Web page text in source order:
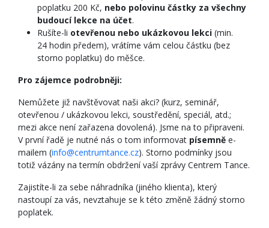
poplatku 200 Kč, nebo polovinu částky za všechny
budoucí lekce na účet.
Rušíte-li otevřenou nebo ukázkovou lekci (min.
24 hodin předem), vrátíme vám celou částku (bez
storno poplatku) do měšce.
Pro zájemce podrobněji:
Nemůžete již navštěvovat naši akci? (kurz, seminář,
otevřenou / ukázkovou lekci, soustředění, speciál, atd.;
mezi akce není zařazena dovolená). Jsme na to připraveni.
V první řadě je nutné nás o tom informovat písemně e-
mailem (info@centrumtance.cz). Storno podmínky jsou
totiž vázány na termín obdržení vaší zprávy Centrem Tance.
Zajistíte-li za sebe náhradníka (jiného klienta), který
nastoupí za vás, nevztahuje se k této změně žádný storno
poplatek.